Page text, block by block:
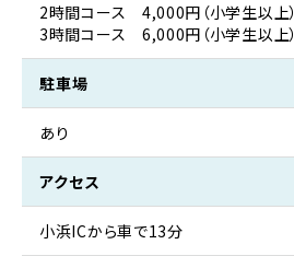
2時間コース　4,000円（小学生以上）
3時間コース　6,000円（小学生以上）
駐車場
あり
アクセス
小浜ICから車で13分